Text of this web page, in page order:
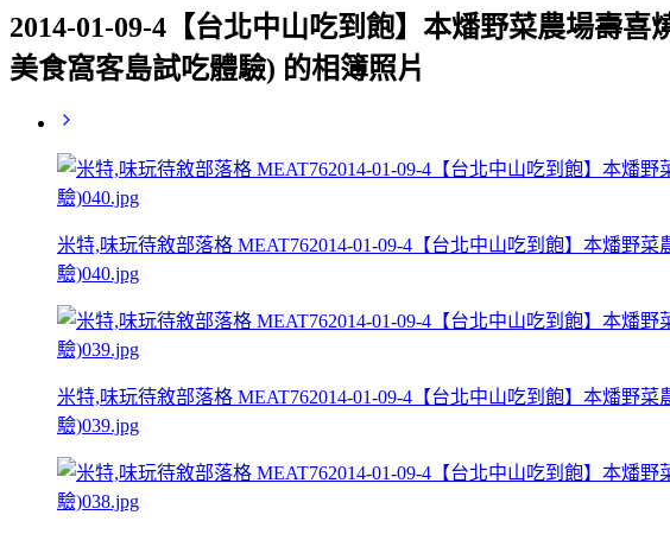
2014-01-09-4【台北中山吃到飽】本燔野菜農場壽
美食窩客島試吃體驗) 的相簿照片
米特,味玩待敘部落格 MEAT762014-01-09-4【台北中山吃到飽】本燔野
驗)040.jpg
米特,味玩待敘部落格 MEAT762014-01-09-4【台北中山吃到飽】本燔野
驗)039.jpg